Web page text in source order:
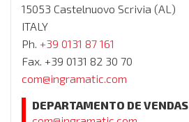
15053 Castelnuovo Scrivia (AL)
ITALY
Ph. +39 0131 87 161
Fax. +39 0131 82 30 70
com@ingramatic.com
DEPARTAMENTO DE VENDAS